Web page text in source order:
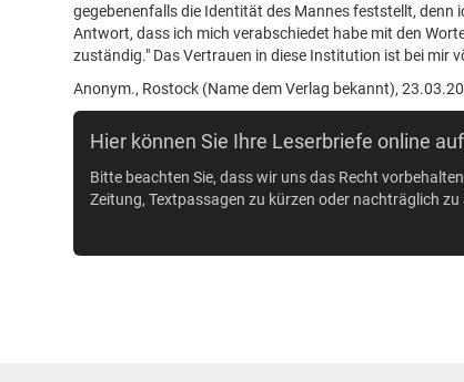
gegebenenfalls die Identität des Mannes feststellt,
Antwort, dass ich mich verabschiedet habe mit den
zuständig." Das Vertrauen in diese Institution ist bei mir
Anonym., Rostock (Name dem Verlag bekannt),
Hier können Sie Ihre Leserbriefe online
Bitte beachten Sie, dass wir uns das Recht
Zeitung, Textpassagen zu kürzen oder nachträglich zu